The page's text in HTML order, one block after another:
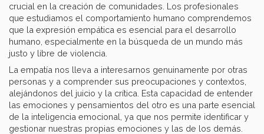
crucial en la creación de comunidades. Los profesionales
que estudiamos el comportamiento humano comprendemos
que la expresión empática es esencial para el desarrollo
humano, especialmente en la búsqueda de un mundo más
justo y libre de violencia.
La empatía nos lleva a interesarnos genuinamente por otras
personas y a comprender sus preocupaciones y contextos,
alejándonos del juicio y la crítica. Esta capacidad de entender
las emociones y pensamientos del otro es una parte esencial
de la inteligencia emocional, ya que nos permite identificar y
gestionar nuestras propias emociones y las de los demás.